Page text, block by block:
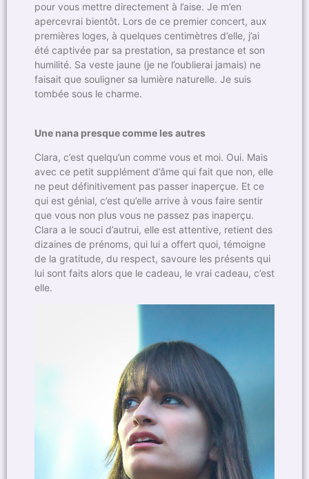
pour vous mettre directement à l’aise. Je m’en
apercevrai bientôt. Lors de ce premier concert, aux
premières loges, à quelques centimètres d’elle, j’ai
été captivée par sa prestation, sa prestance et son
humilité. Sa veste jaune (je ne l’oublierai jamais) ne
faisait que souligner sa lumière naturelle. Je suis
tombée sous le charme.
Une nana presque comme les autres
Clara, c’est quelqu’un comme vous et moi. Oui. Mais
avec ce petit supplément d’âme qui fait que non, elle
ne peut définitivement pas passer inaperçue. Et ce
qui est génial, c’est qu’elle arrive à vous faire sentir
que vous non plus vous ne passez pas inaperçu.
Clara a le souci d’autrui, elle est attentive, retient des
dizaines de prénoms, qui lui a offert quoi, témoigne
de la gratitude, du respect, savoure les présents qui
lui sont faits alors que le cadeau, le vrai cadeau, c’est
elle.